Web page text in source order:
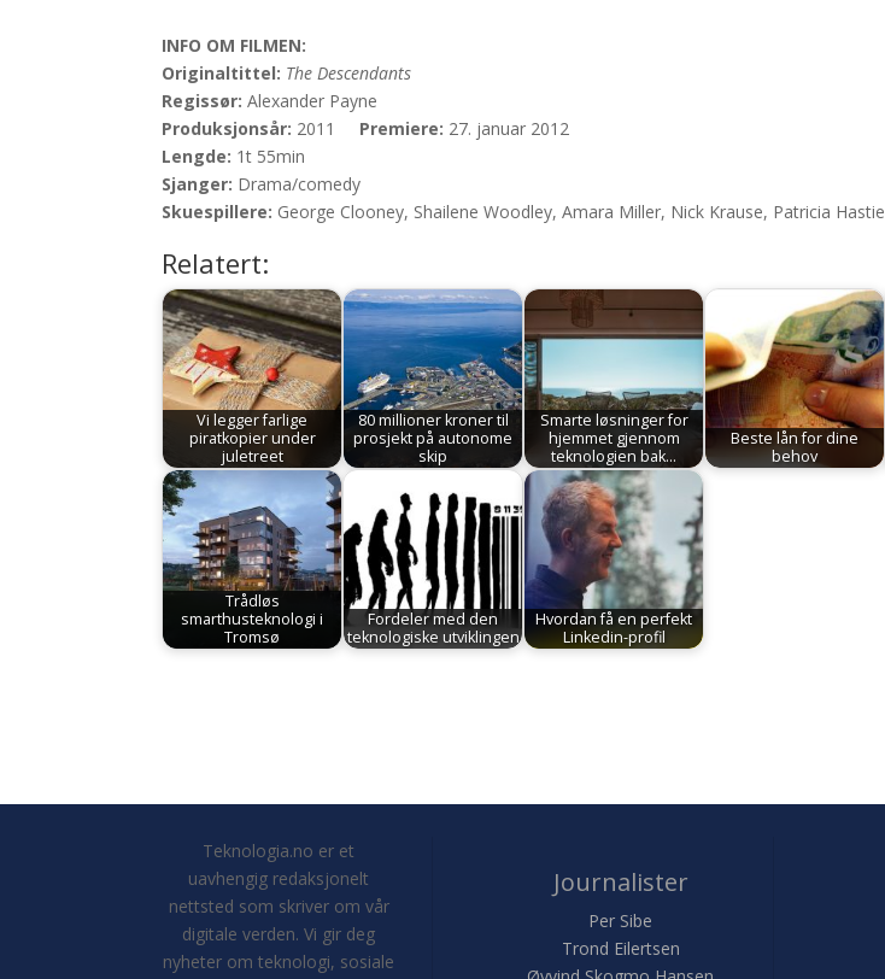
INFO OM FILMEN:
Originaltittel: The Descendants
Regissør:Alexander Payne
Produksjonsår: 2011 Premiere: 27. januar 2012
Lengde: 1t 55min
Sjanger: Drama/comedy
Skuespillere: George Clooney, Shailene Woodley, Amara Miller, Nick Krause, Patricia Hastie
Relatert:
Vi legger farlige
piratkopier under
juletreet
80 millioner kroner til
prosjekt på autonome
skip
Smarte løsninger for
hjemmet gjennom
teknologien bak…
Beste lån for dine
behov
Trådløs
smarthusteknologi i
Tromsø
Fordeler med den
teknologiske utviklingen
Hvordan få en perfekt
Linkedin-profil
Teknologia.no er et
uavhengig redaksjonelt
nettsted som skriver om vår
digitale verden. Vi gir deg
nyheter om teknologi, sosiale
Journalister
Per Sibe
Trond Eilertsen